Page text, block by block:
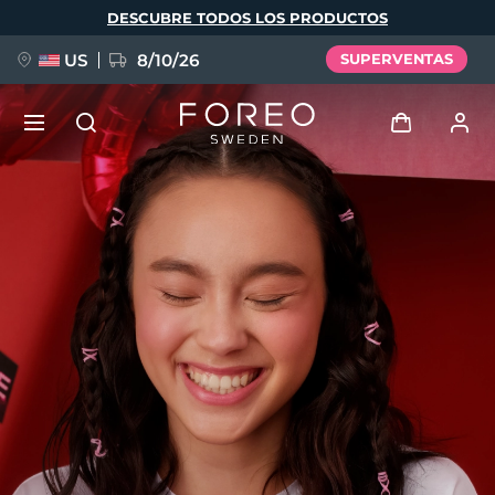
DESCUBRE TODOS LOS PRODUCTOS
US 8/10/26 SUPERVENTAS
Iniciar sesión
Perfil de usuario
Mis dispositivos
Mis pedidos
Mis direcciones
Mis suscripciones
NUEVO
FAQ™ Pure Beauty-Tech Elixir
BREAKING NEWS
issa™ Teeth Whitening Set
Idioma
English Deutsch
Español
Français
Italiano
Português
Polski
Svenska
Русский
Türkçe
简体中文 繁體中文